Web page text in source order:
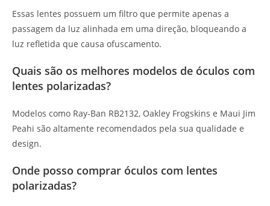
Essas lentes possuem um filtro que permite apenas a
passagem da luz alinhada em uma direção, bloqueando a
luz refletida que causa ofuscamento.
Quais são os melhores modelos de óculos com
lentes polarizadas?
Modelos como Ray-Ban RB2132, Oakley Frogskins e Maui Jim
Peahi são altamente recomendados pela sua qualidade e
design.
Onde posso comprar óculos com lentes
polarizadas?